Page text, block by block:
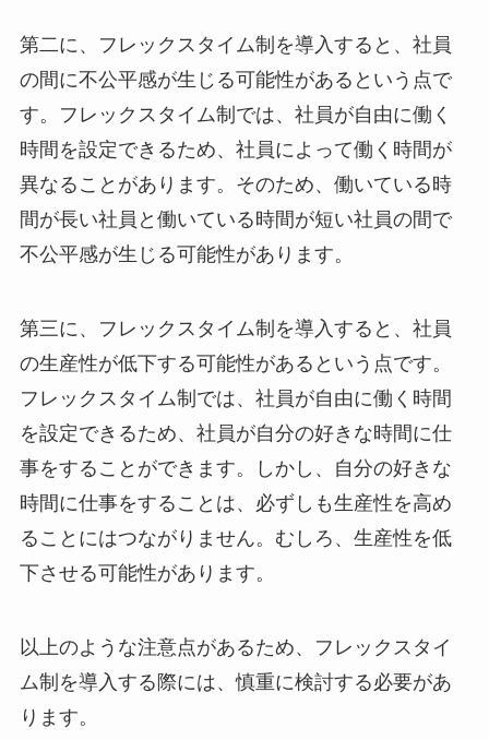
第二に、
フレックスタイム制を導入すると、社員
の間に不公平感が生じる可能性がある という点で
す。フレックスタイム制では、社員が自由に働く
時間を設定できるため、社員によって働く時間が
異なることがあります。そのため、働いている時
間が長い社員と働いている時間が短い社員の間で
不公平感が生じる可能性があります。
第三に、
フレックスタイム制を導入すると、社員
の生産性が低下する可能性がある という点です。
フレックスタイム制では、社員が自由に働く時間
を設定できるため、社員が自分の好きな時間に仕
事をすることができます。しかし、自分の好きな
時間に仕事をすることは、必ずしも生産性を高め
ることにはつながりません。むしろ、生産性を低
下させる可能性があります。
以上のような注意点があるため、フレックスタイ
ム制を導入する際には、慎重に検討する必要があ
ります。